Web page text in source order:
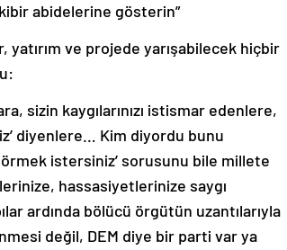
abidelerine gösterin”
ve projede yarışabilecek hiçbir
sizin kaygılarınızı istismar edenlere,
diyenlere… Kim diyordu bunu
istersiniz’ sorusunu bile millete
hassasiyetlerinize saygı
ardında bölücü örgütün uzantılarıyla
değil, DEM diye bir parti var ya